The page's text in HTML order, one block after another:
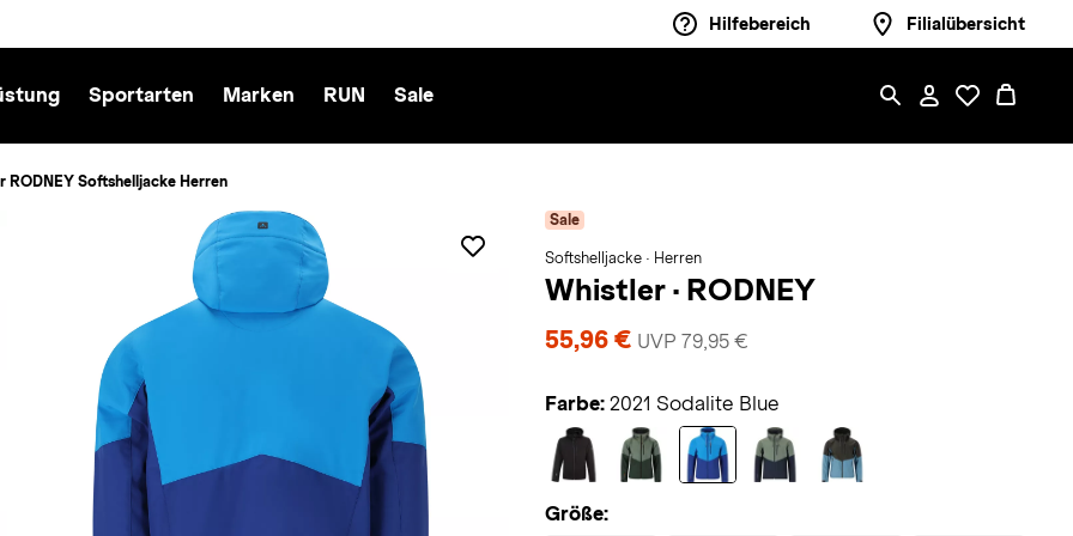
Hilfebereich Filialübersicht
Sportarten Marken RUN Sale
RODNEY Softshelljacke Herren
Sale
Softshelljacke · Herren
Whistler · RODNEY
55,96 € UVP 79,95 €
Farbe: 2021 Sodalite Blue
Größe: